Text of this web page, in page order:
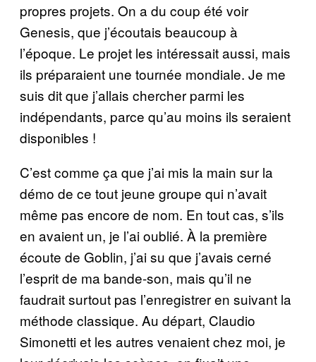
propres projets. On a du coup été voir
Genesis, que j’écoutais beaucoup à
l’époque. Le projet les intéressait aussi, mais
ils préparaient une tournée mondiale. Je me
suis dit que j’allais chercher parmi les
indépendants, parce qu’au moins ils seraient
disponibles !
C’est comme ça que j’ai mis la main sur la
démo de ce tout jeune groupe qui n’avait
même pas encore de nom. En tout cas, s’ils
en avaient un, je l’ai oublié. À la première
écoute de Goblin, j’ai su que j’avais cerné
l’esprit de ma bande-son, mais qu’il ne
faudrait surtout pas l’enregistrer en suivant la
méthode classique. Au départ, Claudio
Simonetti et les autres venaient chez moi, je